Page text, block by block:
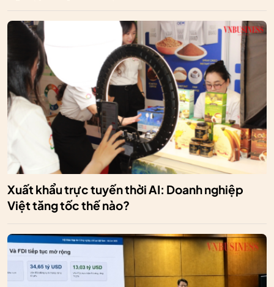
Xuất khẩu trực tuyến thời AI: Doanh nghiệp
Việt tăng tốc thế nào?